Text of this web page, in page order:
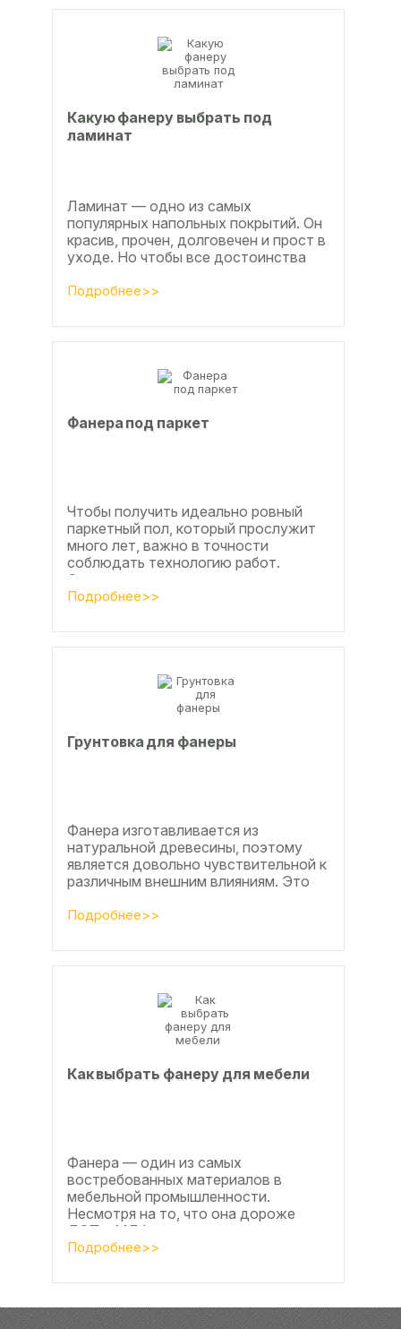
Какую фанеру выбрать под
ламинат
Ламинат — одно из самых
популярных напольных покрытий. Он
красив, прочен, долговечен и прост в
уходе. Но чтобы все достоинства
раскрылись, важно...
Подробнее>>
Фанера под паркет
Чтобы получить идеально ровный
паркетный пол, который прослужит
много лет, важно в точности
соблюдать технологию работ.
Сегодня одним из самых простых и
эффективных методов считается...
Подробнее>>
Грунтовка для фанеры
Фанера изготавливается из
натуральной древесины, поэтому
является довольно чувствительной к
различным внешним влияниям. Это
расширении, растрескивании,...
Подробнее>>
Как выбрать фанеру для мебели
Фанера — один из самых
востребованных материалов в
мебельной промышленности.
Несмотря на то, что она дороже
ДСП и МДФ , ее очень часто
используют для изготовления...
Подробнее>>